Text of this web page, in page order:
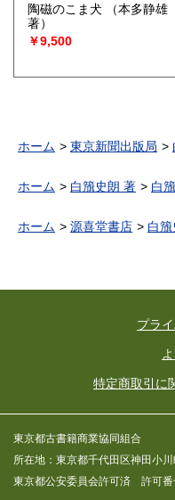
陶磁のこま犬
（本多静雄
著）
￥9,500
ホーム 東京新聞出版局
ホーム 白籏史朗 著 白
ホーム 源喜堂書店 白
プラ
特定商取引に
東京都古書籍商業協同組合
所在地：東京都千代田区神田小
東京都公安委員会許可済 許可